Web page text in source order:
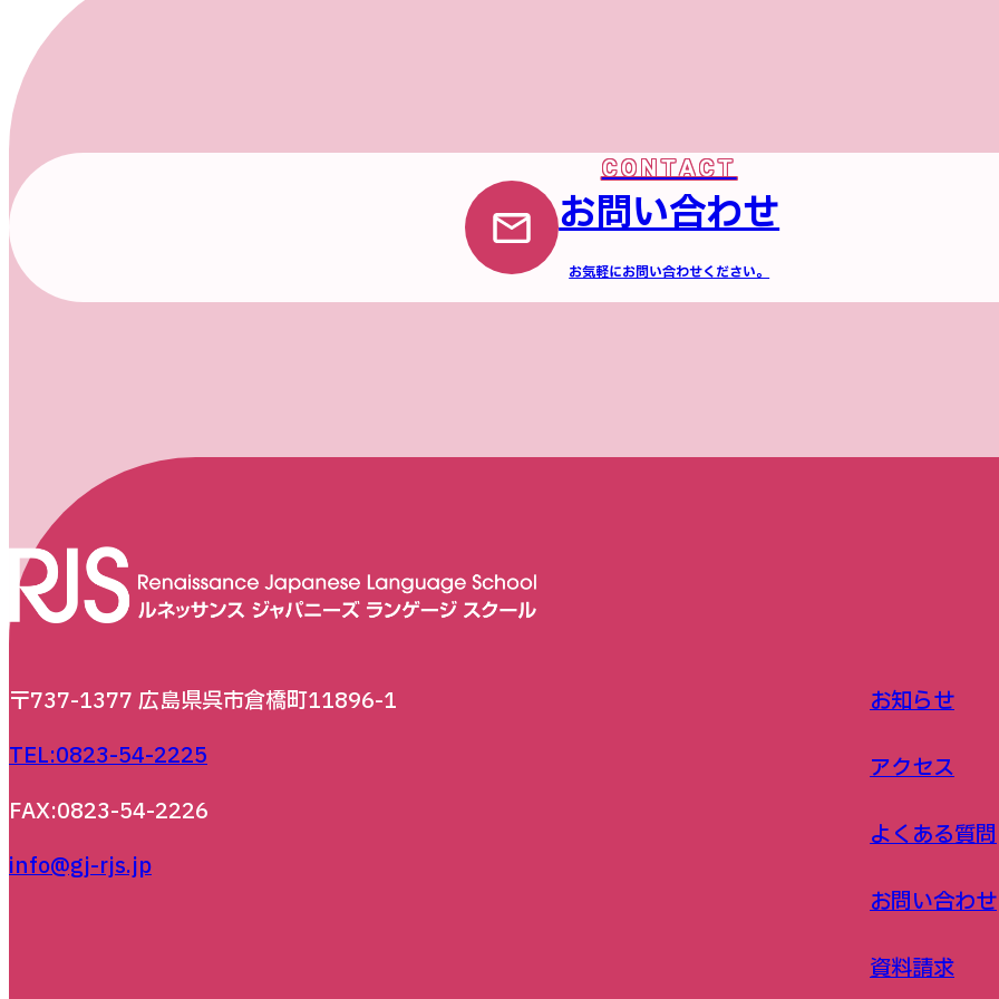
お問い合わせ
お気軽にお問い合わせください。
〒737-1377 広島県呉市倉橋町11896-1
TEL:0823-54-2225
FAX:0823-54-2226
info@gj-rjs.jp
お知らせ
アクセス
よくある質問
お問い合わせ
資料請求